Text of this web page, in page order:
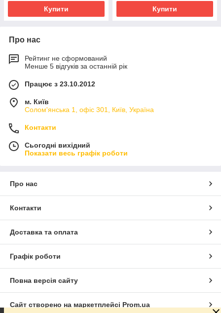
Купити Купити
Про нас
Рейтинг не сформований
Менше 5 відгуків за останній рік
Працює з 23.10.2012
м. Київ
Солом'янська 1, офіс 301, Київ, Україна
Контакти
Сьогодні вихідний
Показати весь графік роботи
Про нас
Контакти
Доставка та оплата
Графік роботи
Повна версія сайту
Сайт створено на маркетплейсі Prom.ua